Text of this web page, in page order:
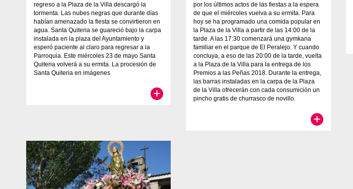
regreso a la Plaza de la Villa descargó la
tormenta. Las nubes negras que durante días
habían amenazado la fiesta se convirtieron en
agua. Santa Quiteria se guareció bajo la carpa
instalada en la plaza del Ayuntamiento y
esperó paciente al claro para regresar a la
Parroquia. Este miércoles 23 de mayo Santa
Quiteria volverá a su ermita. La procesión de
Santa Quiteria en imágenes
+
por los últimos actos de las fiestas a la espera
de que el miércoles vuelva a su ermita. Para
hoy se ha programado una comida popular en
la Plaza de la Villa a partir de las 14:00 de la
tarde. A las 17:30 comenzará una gymkana
familiar en el parque de El Peralejo. Y cuando
concluya, a eso de las 20:00 de la tarde, vuelta
a la Plaza de la Villa para la entrega de los
Premios a las Peñas 2018. Durante la entrega,
las barras instaladas en la carpa de la Plaza
de la Villa ofrecerán con cada consumición un
pincho gratis de churrasco de novillo.
+